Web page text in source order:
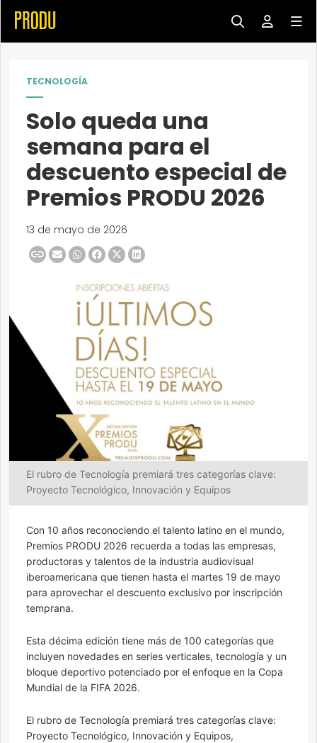
TECNOLOGÍA
Solo queda una
semana para el
descuento especial de
Premios PRODU 2026
13 de mayo de 2026
El rubro de Tecnología premiará tres categorías clave:
Proyecto Tecnológico, Innovación y Equipos
Con 10 años reconociendo el talento latino en el mundo,
Premios PRODU 2026 recuerda a todas las empresas,
productoras y talentos de la industria audiovisual
iberoamericana que tienen hasta el martes 19 de mayo
para aprovechar el descuento exclusivo por inscripción
temprana.
Esta décima edición tiene más de 100 categorías que
incluyen novedades en series verticales, tecnología y un
bloque deportivo potenciado por el enfoque en la Copa
Mundial de la FIFA 2026.
El rubro de Tecnología premiará tres categorías clave:
Proyecto Tecnológico, Innovación y Equipos,